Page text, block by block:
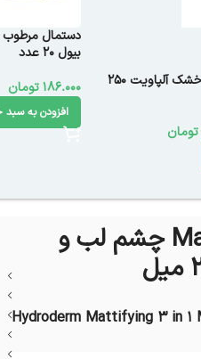
تونر پوست‌ معمولی تا خشک آلپاویت ۲۵۰
تومان
دستمال مرطوب
بیول ۲۰ عدد
186.000 تومان
افزودن به سبد
میسلار واتر 3 در 1 هیدرودرم Mattifying چشم لب و
Hydroderm Mattifying 3 in 1